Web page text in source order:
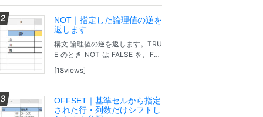
略可（デフォルトは 0） 桁数が正
の数の場合、そのひとつ下の...
NOT｜指定した論理値の逆を
返します
構文 論理値の逆を返します。TRU
E のとき NOT は FALSE を、FAL
す。 NOT(論理式) 論理式：式、ま
たは論理値 TRUE か FALSE...
18views
OFFSET｜基準セルから指定
された行・列数だけシフトし